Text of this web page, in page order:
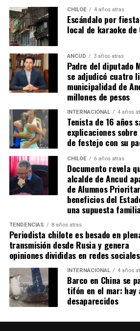
CHILOE 4 años atras
Escándalo por
local de karaoke de
ANCUD 3 años atras
Padre del diputado
se adjudicó cuatro
municipalidad de
millones de pesos
INTERNACIONAL 4 años
Tenista de 16 años
explicaciones
de festejo con su
CHILOE 6 años atras
Documento revela
alcalde de Ancud
de Alumnos
beneficios del
una supuesta
TENDENCIAS 8 años atras
Periodista chilote es besado en
transmisión desde Rusia y genera
opiniones divididas en redes sociales
INTERNACIONAL 4 años
Barco en China se
tifón en el mar: hay
desaparecidos